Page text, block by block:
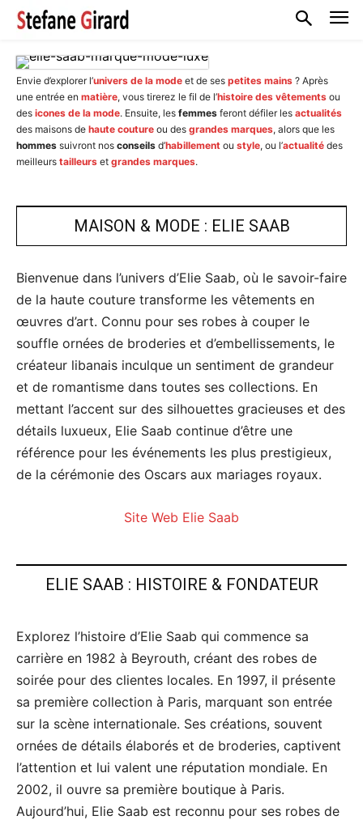
Envie d’explorer l’univers de la mode et de ses petites mains ? Après
une entrée en matière, vous tirerez le fil de l’histoire des vêtements ou
des icones de la mode. Ensuite, les femmes feront défiler les actualités
des maisons de haute couture ou des grandes marques, alors que les
hommes suivront nos conseils d’habillement ou style, ou l’actualité des
meilleurs tailleurs et grandes marques.
MAISON & MODE : ELIE SAAB
Bienvenue dans l’univers d’Elie Saab, où le savoir-faire
de la haute couture transforme les vêtements en
œuvres d’art. Connu pour ses robes à couper le
souffle ornées de broderies et d’embellissements, le
créateur libanais inculque un sentiment de grandeur
et de romantisme dans toutes ses collections. En
mettant l’accent sur des silhouettes gracieuses et des
détails luxueux, Elie Saab continue d’être une
référence pour les événements les plus prestigieux,
de la cérémonie des Oscars aux mariages royaux.
Site Web Elie Saab
ELIE SAAB : HISTOIRE & FONDATEUR
Explorez l’histoire d’Elie Saab qui commence sa
carrière en 1982 à Beyrouth, créant des robes de
soirée pour des clientes locales. En 1997, il présente
sa première collection à Paris, marquant son entrée
sur la scène internationale. Ses créations, souvent
ornées de détails élaborés et de broderies, captivent
l’attention et lui valent une réputation mondiale. En
2002, il ouvre sa première boutique à Paris.
Aujourd’hui, Elie Saab est reconnu pour ses robes de